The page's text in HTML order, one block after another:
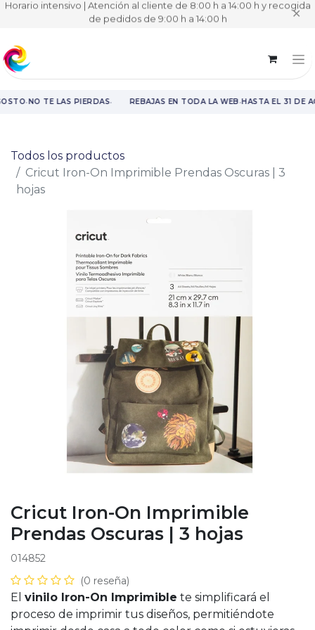
Horario intensivo | Atención al cliente de 8:00 h a 14:00 h y recogida
de pedidos de 9:00 h a 14:00 h
✕
·NO TE LAS PIERDAS· REBAJAS EN TODA LA WEB·HASTA EL 31 DE
Todos los productos
Cricut Iron-On Imprimible Prendas Oscuras | 3
hojas
Cricut Iron-On Imprimible
Prendas Oscuras | 3 hojas
014852
(0 reseña)
El vinilo Iron-On Imprimible te simplificará el
proceso de imprimir tus diseños, permitiéndote